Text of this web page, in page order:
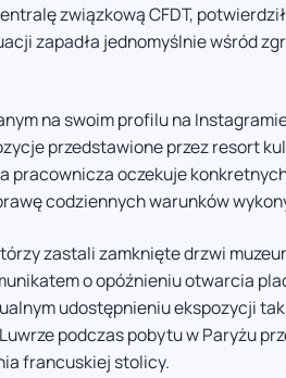
związkową CFDT,
zapadła jednomyślnie wśród
na swoim profilu na
przedstawione przez resort
pracownicza oczekuje
codziennych warunków
zastali zamknięte drzwi
o opóźnieniu otwarcia
udostępnieniu ekspozycji
podczas pobytu w Paryżu
francuskiej stolicy.